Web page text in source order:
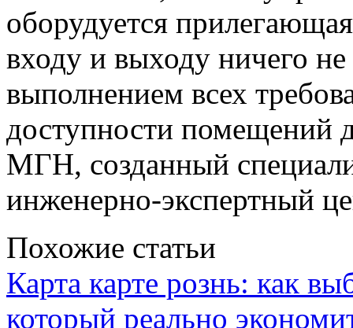
оборудуется
входу и выходу ничего
выполнением всех
доступности помещений
МГН, созданный
инженерно-экспертный
Похожие статьи
Карта карте рознь: как
который реально